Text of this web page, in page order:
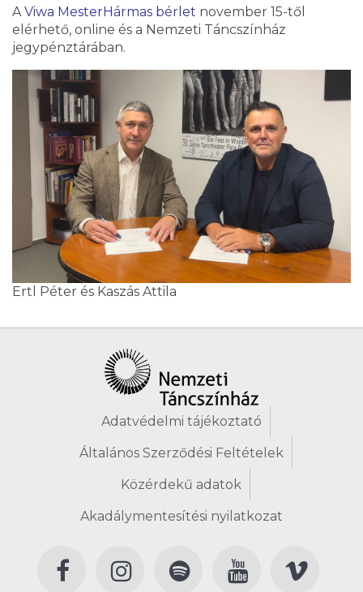
A Viwa MesterHármas bérlet november 15-től
elérhető, online és a Nemzeti Táncszínház
jegypénztárában.
Ertl Péter és Kaszás Attila
Adatvédelmi tájékoztató
Általános Szerződési Feltételek
Közérdekű adatok
Akadálymentesítési nyilatkozat